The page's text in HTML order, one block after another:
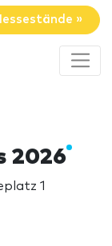
»
2026
1